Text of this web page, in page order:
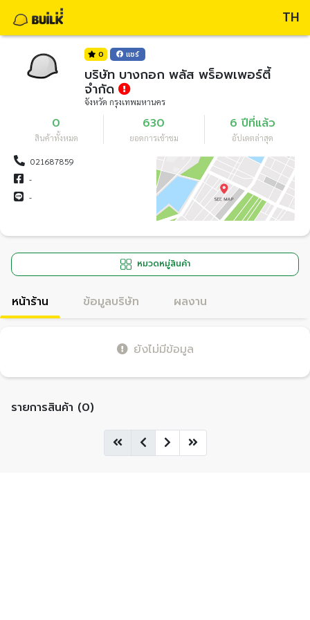
TH
0 แชร์
บริษัท บางกอก พลัส พร็อพเพอร์ตี้
จำกัด
จังหวัด กรุงเทพมหานคร
0
สินค้าทั้งหมด
630
ยอดการเข้าชม
6 ปีที่แล้ว
อัปเดตล่าสุด
021687859
-
-
หมวดหมู่สินค้า
หน้าร้าน ข้อมูลบริษัท ผลงาน
ยังไม่มีข้อมูล
รายการสินค้า (0)